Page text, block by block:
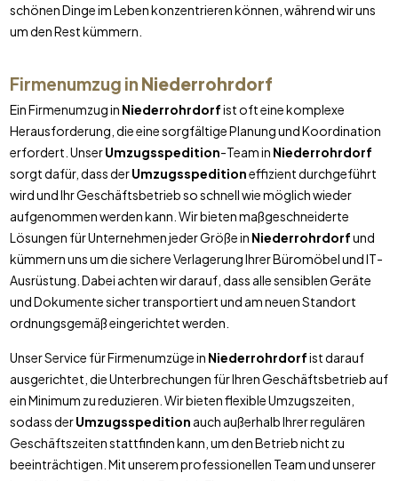
schönen Dinge im Leben konzentrieren können, während wir uns
um den Rest kümmern.
Firmenumzug in Niederrohrdorf
Ein Firmenumzug in Niederrohrdorfist oft eine komplexe
Herausforderung, die eine sorgfältige Planung und Koordination
erfordert. UnserUmzugsspedition-Team in Niederrohrdorf
sorgt dafür, dass derUmzugsspeditioneffizient durchgeführt
wird und Ihr Geschäftsbetrieb so schnell wie möglich wieder
aufgenommen werden kann. Wir bieten maßgeschneiderte
Lösungen für Unternehmen jeder Größe in Niederrohrdorfund
kümmern uns um die sichere Verlagerung Ihrer Büromöbel und IT-
Ausrüstung. Dabei achten wir darauf, dass alle sensiblen Geräte
und Dokumente sicher transportiert und am neuen Standort
ordnungsgemäß eingerichtet werden.
Unser Service für Firmenumzüge in Niederrohrdorfist darauf
ausgerichtet, die Unterbrechungen für Ihren Geschäftsbetrieb auf
ein Minimum zu reduzieren. Wir bieten flexible Umzugszeiten,
sodass derUmzugsspedition auch außerhalb Ihrer regulären
Geschäftszeiten stattfinden kann, um den Betrieb nicht zu
beeinträchtigen. Mit unserem professionellen Team und unserer